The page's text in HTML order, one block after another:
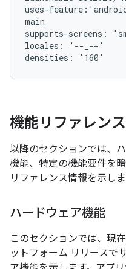
uses-
main
supports-screens:
locales: '--_--'
機能リファレンス
以降のセクションでは、
機能、特定の機能要件を
リファレンス情報を示しま
ハードウェア機能
このセクションでは、現
ットフォーム リリースで